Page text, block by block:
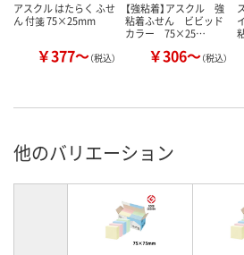
アスクル はたらく ふせ
ん 付箋 75×25mm
￥377～（税込）
【強粘着】アスクル 強
粘着ふせん ビビッド
カラー 75×25…
￥306～（税込）
他のバリエーション